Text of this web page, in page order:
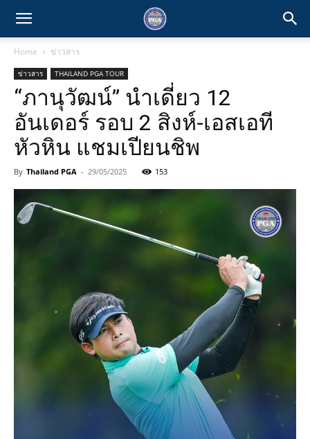
Home ข่าวสาร
ข่าวสาร THAILAND PGA TOUR
“ภานุวัฒน์” นำเดี่ยว 12
อันเดอร์ รอบ 2 สิงห์-เอสเอที
หัวหิน แชมเปียนชิพ
By Thailand PGA - 29/05/2025 153